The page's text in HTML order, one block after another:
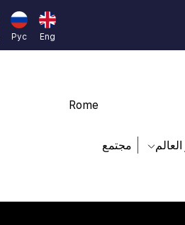
Eng
Рус
Brussels
Rome
مجتمع